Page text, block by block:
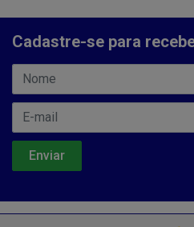
Cadastre-se para